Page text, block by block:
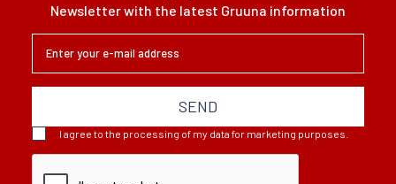
Newsletter with the latest Gruuna information
SEND
I agree to the processing of my data for marketing purposes.